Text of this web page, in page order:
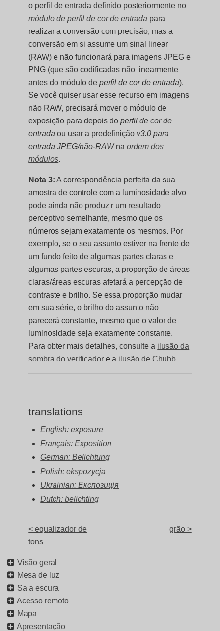
o perfil de entrada definido posteriormente no
módulo de perfil de cor de entrada para
realizar a conversão com precisão, mas a
conversão em si assume um sinal linear
(RAW) e não funcionará para imagens JPEG e
PNG (que são codificadas não linearmente
antes do módulo deperfil de cor de entrada).
Se você quiser usar esse recurso em imagens
não RAW, precisará mover o módulo de
exposição para depois doperfil de cor de
entrada ou usar a predefinição v3.0 para
entrada JPEG/não-RAWnaordem dos
módulos.
Nota 3: A correspondência perfeita da sua
amostra de controle com a luminosidade alvo
pode ainda não produzir um resultado
perceptivo semelhante, mesmo que os
números sejam exatamente os mesmos. Por
exemplo, se o seu assunto estiver na frente de
um fundo feito de algumas partes claras e
algumas partes escuras, a proporção de áreas
claras/áreas escuras afetará a percepção de
contraste e brilho. Se essa proporção mudar
em sua série, o brilho do assunto não
parecerá constante, mesmo que o valor de
luminosidade seja exatamente constante.
Para obter mais detalhes, consulte a ilusão da
sombra do verificador e a ilusão de Chubb.
translations
English: exposure
Français: Exposition
German: Belichtung
Polish: ekspozycja
Ukrainian: Експозиція
Dutch: belichting
< equalizador de
tons
grão >
Visão geral
Mesa de luz
Sala escura
Acesso remoto
Mapa
Apresentação